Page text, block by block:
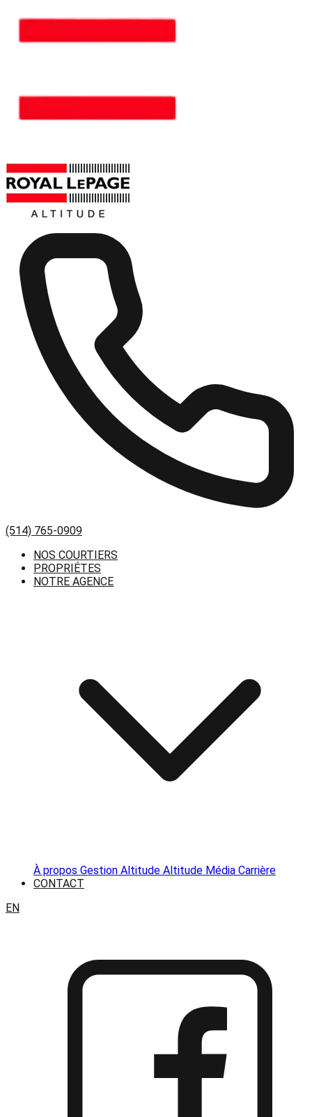
(514) 765-0909
NOS COURTIERS
PROPRIÉTES
NOTRE AGENCE
À propos Gestion Altitude Altitude Média Carrière
CONTACT
EN